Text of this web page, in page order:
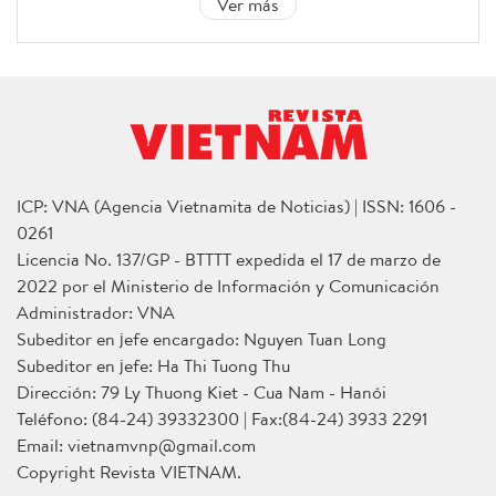
ICP: VNA (Agencia Vietnamita de Noticias) | ISSN: 1606 -
0261
Licencia No. 137/GP - BTTTT expedida el 17 de marzo de
2022 por el Ministerio de Información y Comunicación
Administrador: VNA
Subeditor en jefe encargado: Nguyen Tuan Long
Subeditor en jefe: Ha Thi Tuong Thu
Dirección: 79 Ly Thuong Kiet - Cua Nam - Hanói
Teléfono: (84-24) 39332300 | Fax:(84-24) 3933 2291
Email: vietnamvnp@gmail.com
Copyright Revista VIETNAM.